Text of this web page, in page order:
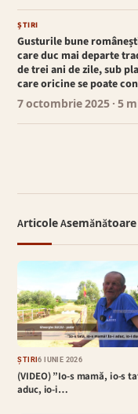
ȘTIRI
Gusturile bune
care duc mai departe
de trei ani de zile, sub
care oricine se poate
7 octombrie 2025 · 5
Articole Asemănătoare
ȘTIRI6 IUNIE 2026
(VIDEO) ”Io-s mamă, io-s
aduc, io-i…